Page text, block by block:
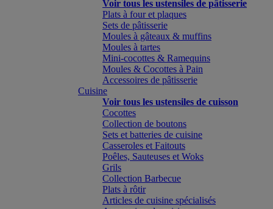
Voir tous les ustensiles de pâtisserie
Plats à four et plaques
Sets de pâtisserie
Moules à gâteaux & muffins
Moules à tartes
Mini-cocottes & Ramequins
Moules & Cocottes à Pain
Accessoires de pâtisserie
Cuisine
Voir tous les ustensiles de cuisson
Cocottes
Collection de boutons
Sets et batteries de cuisine
Casseroles et Faitouts
Poêles, Sauteuses et Woks
Grils
Collection Barbecue
Plats à rôtir
Articles de cuisine spécialisés